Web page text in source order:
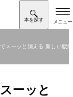
スーッと消える 新しい腰
ーッと